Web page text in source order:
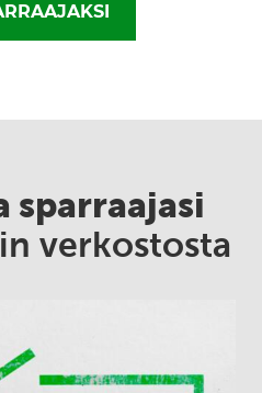
sparraajasi
verkostosta